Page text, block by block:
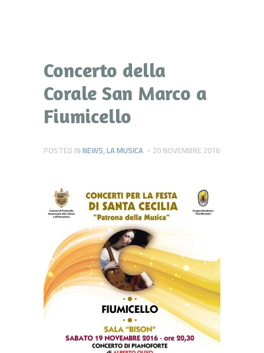
Concerto della
Corale San Marco a
Fiumicello
POSTED IN NEWS,LA MUSICA 20 NOVEMBRE 2016